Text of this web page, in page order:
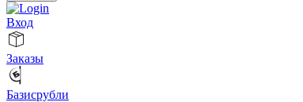
Вход
Заказы
Базисрубли